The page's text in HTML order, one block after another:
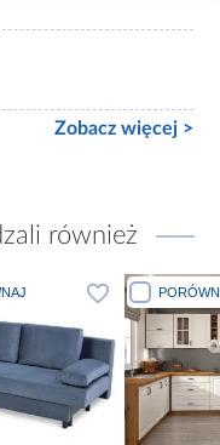
Zobacz więcej >
również